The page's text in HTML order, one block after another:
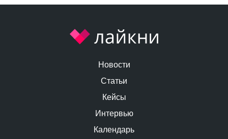
Новости
Статьи
Кейсы
Интервью
Календарь